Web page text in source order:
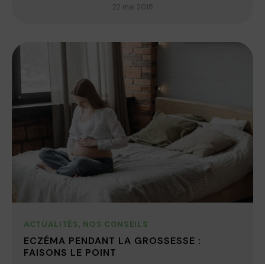
22 mai 2018
ACTUALITÉS, NOS CONSEILS
ECZÉMA PENDANT LA GROSSESSE :
FAISONS LE POINT